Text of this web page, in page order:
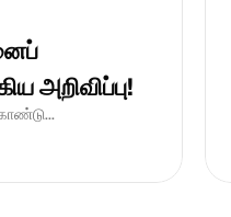
அறிவிப்பு!